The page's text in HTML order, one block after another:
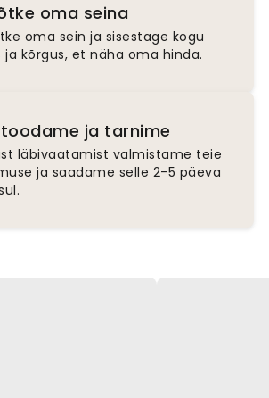
oma seina
oma sein ja sisestage kogu
ja kõrgus, et näha oma hinda.
toodame ja tarnime
läbivaatamist valmistame teie
ja saadame selle 2-5 päeva